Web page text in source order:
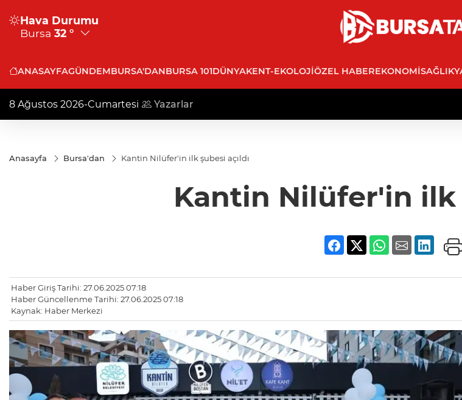
Hava Durumu
Bursa 32 °
ANASAYFAGÜNDEMBURSA'DANBURSA 101DÜNYAKENT-EKOLOJIÖZEL HABEREKONOMISAĞLIK
8 Ağustos 2026-Cumartesi Yazarlar
Anasayfa Bursa'dan Kantin Nilüfer'in ilk şubesi açıldı
Kantin Nilüfer'in ilk
Haber Giriş Tarihi: 27.06.2025 07:18
Haber Güncellenme Tarihi: 27.06.2025 07:18
Kaynak: Haber Merkezi